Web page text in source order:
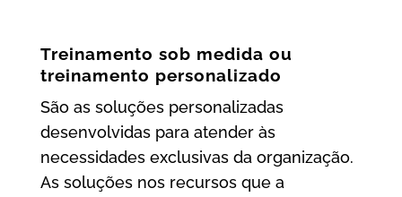
Treinamento sob medida ou
treinamento personalizado
São as soluções personalizadas
desenvolvidas para atender às
necessidades exclusivas da organização.
As soluções nos recursos que a